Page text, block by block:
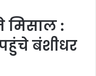
:
बंशीधर